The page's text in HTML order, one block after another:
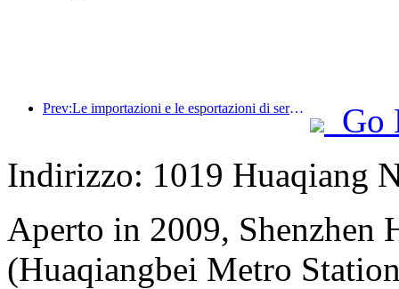
Prev:Le importazioni e le esportazioni di servizi di viaggio hanno raggiunto 1.080,29 miliardi di yuan nella prima metà dell'anno
Go
Indirizzo: 1019 Huaqiang
Aperto in 2009, Shenzhen
(Huaqiangbei Metro